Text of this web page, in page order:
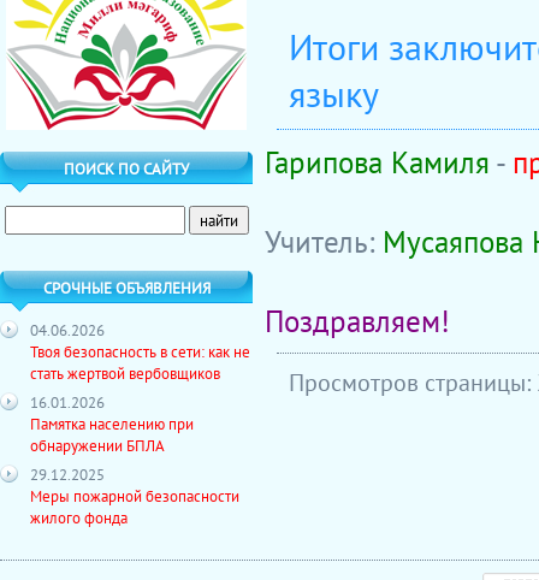
ПОИСК ПО САЙТУ
СРОЧНЫЕ ОБЪЯВЛЕНИЯ
04.06.2026
Твоя безопасность в сети: как не
стать жертвой вербовщиков
16.01.2026
Памятка населению при
обнаружении БПЛА
29.12.2025
Меры пожарной безопасности
жилого фонда
Итоги
языку
Гарипова Камиля -
Учитель: Мусаяпова
Поздравляем!
Просмотров страницы: